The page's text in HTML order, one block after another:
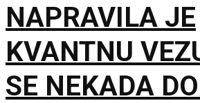
NAPRAVILA JE
KVANTNU
SE NEKADA